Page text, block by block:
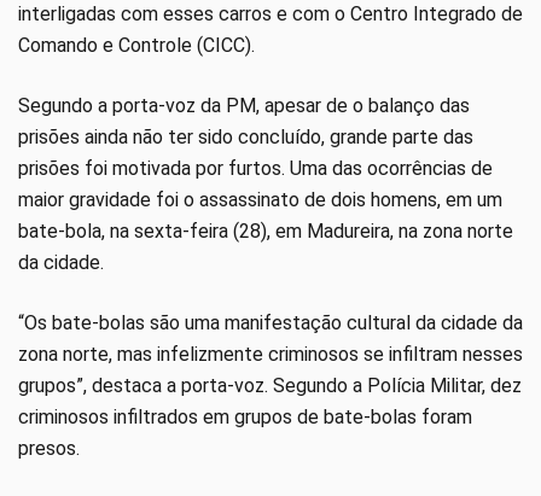
interligadas com esses carros e com o Centro Integrado de
Comando e Controle (CICC).
Segundo a porta-voz da PM, apesar de o balanço das
prisões ainda não ter sido concluído, grande parte das
prisões foi motivada por furtos. Uma das ocorrências de
maior gravidade foi o assassinato de dois homens, em um
bate-bola, na sexta-feira (28), em Madureira, na zona norte
da cidade.
“Os bate-bolas são uma manifestação cultural da cidade da
zona norte, mas infelizmente criminosos se infiltram nesses
grupos”, destaca a porta-voz. Segundo a Polícia Militar, dez
criminosos infiltrados em grupos de bate-bolas foram
presos.